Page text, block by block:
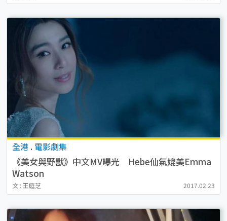
全港 . 電影劇集
《美女與野獸》中文MV曝光 Hebe仙氣媲美Emma
Watson
文 : 王庭芝 2017.02.23